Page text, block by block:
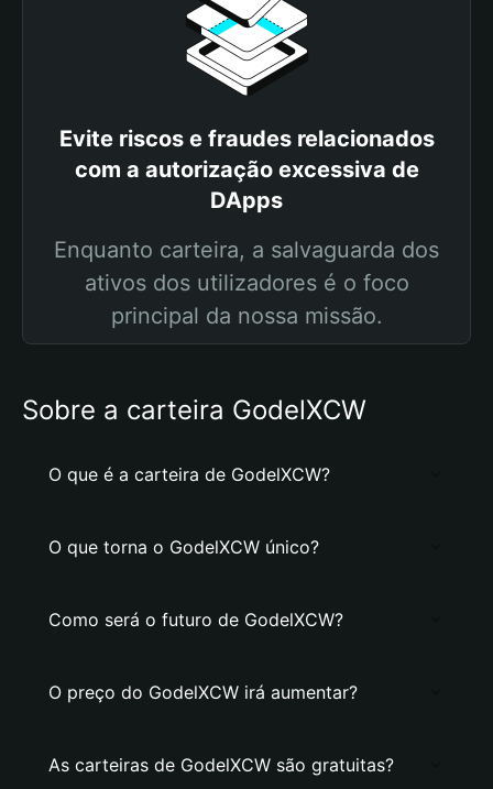
Evite riscos e fraudes relacionados
com a autorização excessiva de
DApps
Enquanto carteira, a salvaguarda dos
ativos dos utilizadores é o foco
principal da nossa missão.
Sobre a carteira GodelXCW
O que é a carteira de GodelXCW?
O que torna o GodelXCW único?
Como será o futuro de GodelXCW?
O preço do GodelXCW irá aumentar?
As carteiras de GodelXCW são gratuitas?